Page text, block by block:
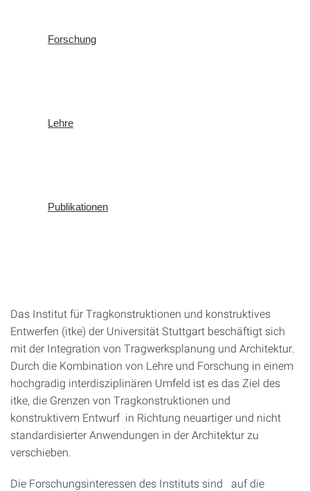
Forschung
Lehre
Publikationen
Das Institut für Tragkonstruktionen und konstruktives
Entwerfen (itke) der Universität Stuttgart beschäftigt sich
mit der Integration von Tragwerksplanung und Architektur.
Durch die Kombination von Lehre und Forschung in einem
hochgradig interdisziplinären Umfeld ist es das Ziel des
itke, die Grenzen von Tragkonstruktionen und
konstruktivem Entwurf in Richtung neuartiger und nicht
standardisierter Anwendungen in der Architektur zu
verschieben.
Die Forschungsinteressen des Instituts sind auf die